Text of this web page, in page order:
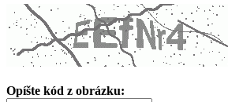
Opíšte kód z obrázku: